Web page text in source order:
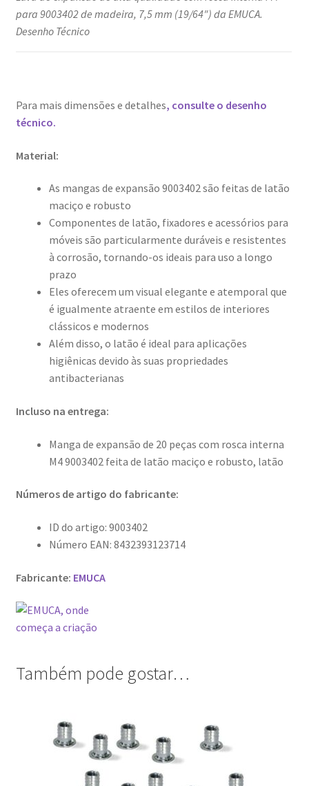
para 9003402 de madeira, 7,5 mm (19/64″) da EMUCA.
Desenho Técnico
Para mais dimensões e detalhes, consulte o desenho
técnico.
Material:
As mangas de expansão 9003402 são feitas de latão
maciço e robusto
Componentes de latão, fixadores e acessórios para
móveis são particularmente duráveis e resistentes
à corrosão, tornando-os ideais para uso a longo
prazo
Eles oferecem um visual elegante e atemporal que
é igualmente atraente em estilos de interiores
clássicos e modernos
Além disso, o latão é ideal para aplicações
higiênicas devido às suas propriedades
antibacterianas
Incluso na entrega:
Manga de expansão de 20 peças com rosca interna
M4 9003402 feita de latão maciço e robusto, latão
Números de artigo do fabricante:
ID do artigo: 9003402
Número EAN: 8432393123714
Fabricante: EMUCA
Também pode gostar…